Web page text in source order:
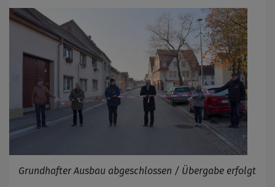
Grundhafter Ausbau abgeschlossen / Übergabe erfolgt